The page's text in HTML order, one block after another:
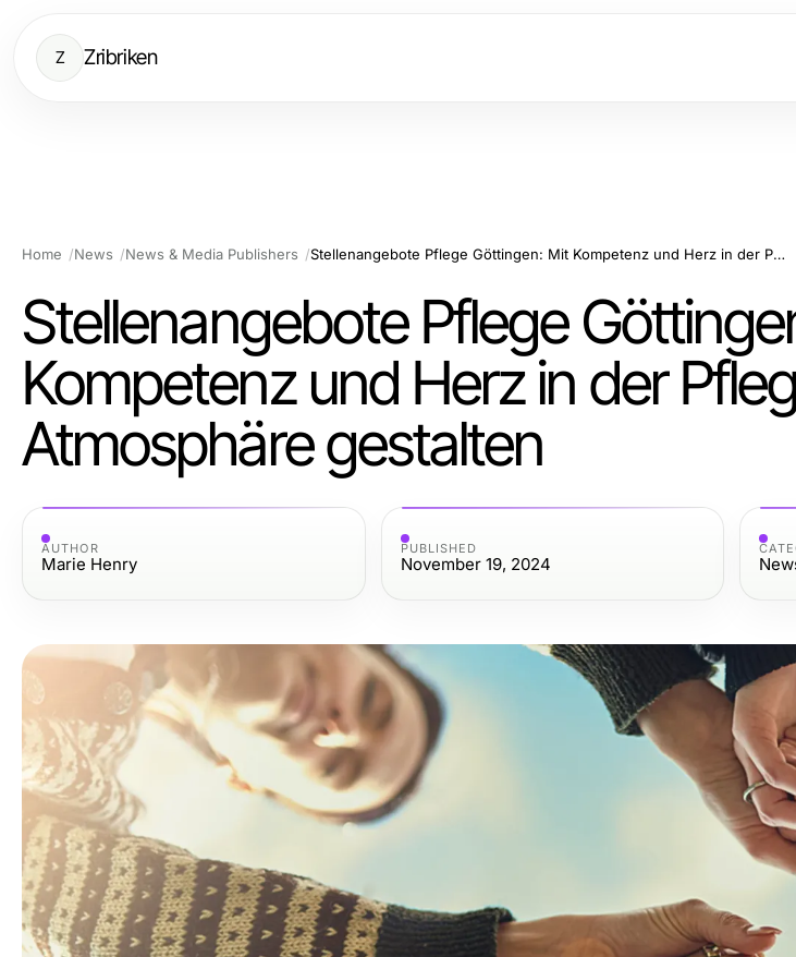
Z Zribriken
Home News News & Media Publishers Stellenangebote Pflege Göttingen: Mit Kompetenz und Herz in der Pflege eine familiäre Atmosphäre gestalten
Stellenangebote Pflege
Kompetenz und Herz in der
Atmosphäre gestalten
AUTHOR
Marie Henry
PUBLISHED
November 19, 2024